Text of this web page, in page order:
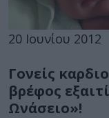
20 Ιουνίου 2012
Γονείς
βρέφος
Ωνάσειο»!